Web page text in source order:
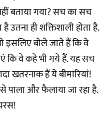
बताया गया? सच का सच
उतना ही शक्तिशाली होता है.
बोले जाते हैं कि वे
कि वे कहे भी गये हैं. यह सच
खतरनाक हैं ये बीमारियां!
और फैलाया जा रहा है.